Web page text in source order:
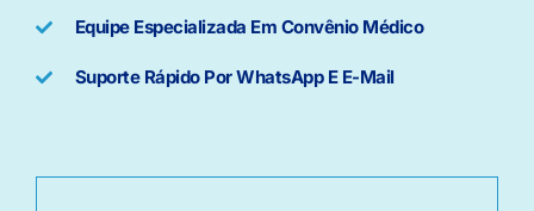
Equipe Especializada Em Convênio Médico
Suporte Rápido Por WhatsApp E E-Mail